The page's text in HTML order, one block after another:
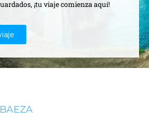
¡tu viaje comienza aquí!